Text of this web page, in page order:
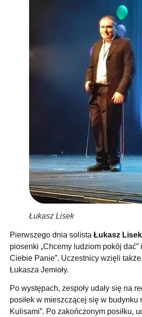
Łukasz Lisek
Pierwszego dnia solista Łukasz Lisek
piosenki „Chcemy ludziom pokój dać”
Ciebie Panie”. Uczestnicy wzięli
Łukasza Jemioły.
Po występach, zespoły udały się na
posiłek w mieszczącej się w budynku
Kulisami”. Po zakończonym posiłku,